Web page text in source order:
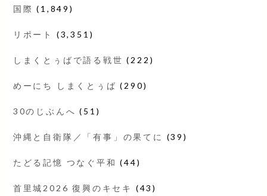
国際 (1,849)
リポート (3,351)
しまくとぅばで語る戦世 (222)
めーにち しまくとぅば (290)
30のじぶんへ (51)
沖縄と自衛隊／「有事」の果てに (39)
たどる記憶 つなぐ平和 (44)
首里城2026 復興のキセキ (43)